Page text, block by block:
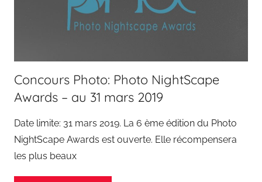
Concours Photo: Photo NightScape
Awards – au 31 mars 2019
Date limite: 31 mars 2019. La 6 ème édition du Photo
NightScape Awards est ouverte. Elle récompensera
les plus beaux